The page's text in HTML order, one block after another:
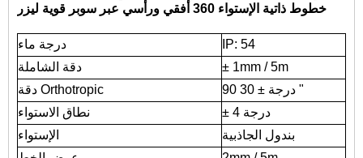
خطوط ذاتية الإستواء 360 أفقي ورأسي عبر سوبر قوية ليزر
درجة ماء
IP: 54
دقة الشاملة
± 1mm ​​/ 5m
دقة Orthotropic
90 درجة ± 30 "
نطاق الاستواء
± 4 درجة
الإستواء
بندول الجاذبية